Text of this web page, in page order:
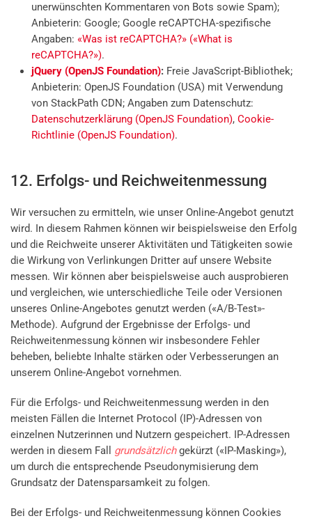
unerwünschten Kommentaren von Bots sowie Spam);
Anbieterin: Google; Google reCAPTCHA-spezifische
Angaben: «Was ist reCAPTCHA?» («What is
reCAPTCHA?»).
jQuery (OpenJS Foundation): Freie JavaScript-Bibliothek;
Anbieterin: OpenJS Foundation (USA) mit Verwendung
von StackPath CDN; Angaben zum Datenschutz:
Datenschutzerklärung (OpenJS Foundation), Cookie-
Richtlinie (OpenJS Foundation).
12. Erfolgs- und Reichweitenmessung
Wir versuchen zu ermitteln, wie unser Online-Angebot genutzt
wird. In diesem Rahmen können wir beispielsweise den Erfolg
und die Reichweite unserer Aktivitäten und Tätigkeiten sowie
die Wirkung von Verlinkungen Dritter auf unsere Website
messen. Wir können aber beispielsweise auch ausprobieren
und vergleichen, wie unterschiedliche Teile oder Versionen
unseres Online-Angebotes genutzt werden («A/B-Test»-
Methode). Aufgrund der Ergebnisse der Erfolgs- und
Reichweitenmessung können wir insbesondere Fehler
beheben, beliebte Inhalte stärken oder Verbesserungen an
unserem Online-Angebot vornehmen.
Für die Erfolgs- und Reichweitenmessung werden in den
meisten Fällen die Internet Protocol (IP)-Adressen von
einzelnen Nutzerinnen und Nutzern gespeichert. IP-Adressen
werden in diesem Fall grundsätzlichgekürzt («IP-Masking»),
um durch die entsprechende Pseudonymisierung dem
Grundsatz der Datensparsamkeit zu folgen.
Bei der Erfolgs- und Reichweitenmessung können Cookies